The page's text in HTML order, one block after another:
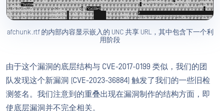
afchunk.rtf 的内部内容显示嵌入的 UNC 共享 URL，其中包含下一个利
用阶段
由于这个漏洞的底层结构与 CVE-2017-0199 类似，我们的团
队发现这个新漏洞 (CVE-2023-36884) 触发了我们的一些旧检
测签名。我们注意到的重叠出现在漏洞制作的结构方面，即
使底层漏洞并不完全相关。